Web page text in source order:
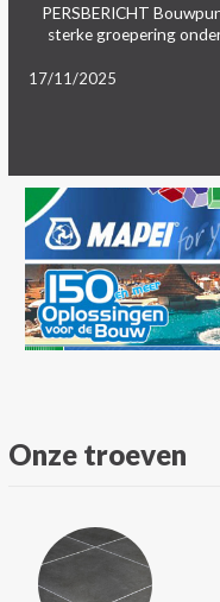
PERSBERICHT
sterke groepering
17/11/2025
Onze troeven